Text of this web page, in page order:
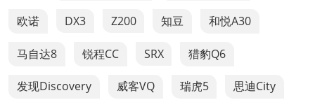
欧诺 DX3 Z200 知豆 和悦A30
马自达8 锐程CC SRX 猎豹Q6
发现Discovery 威客VQ 瑞虎5 思迪City